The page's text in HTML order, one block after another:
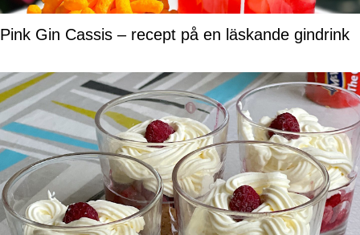
Pink Gin Cassis – recept på en läskande gindrink